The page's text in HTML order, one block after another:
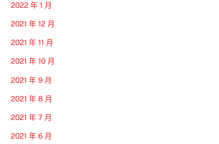
2022 年 1 月
2021 年 12 月
2021 年 11 月
2021 年 10 月
2021 年 9 月
2021 年 8 月
2021 年 7 月
2021 年 6 月